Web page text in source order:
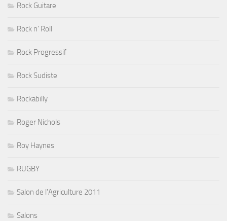
Rock Guitare
Rock n' Roll
Rock Progressif
Rock Sudiste
Rockabilly
Roger Nichols
Roy Haynes
RUGBY
Salon de l'Agriculture 2011
Salons